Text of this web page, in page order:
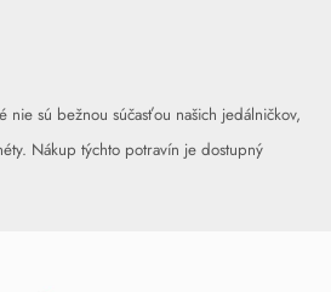
sú bežnou súčasťou našich jedálničkov,
Nákup týchto potravín je dostupný